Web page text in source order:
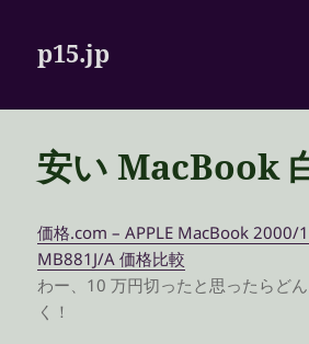
p15.jp
安い MacBook
価格.com – APPLE MacBook 2000/
MB881J/A 価格比較
わー、10 万円切ったと思ったらど
く！